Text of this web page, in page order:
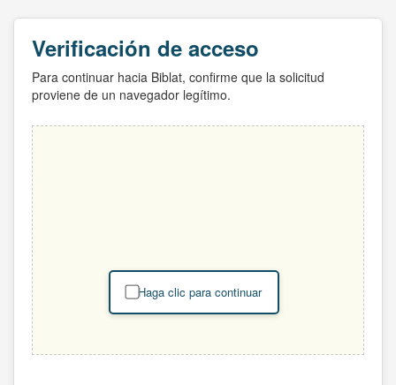
Verificación de acceso
Para continuar hacia Biblat, confirme que la solicitud
proviene de un navegador legítimo.
Haga clic para continuar